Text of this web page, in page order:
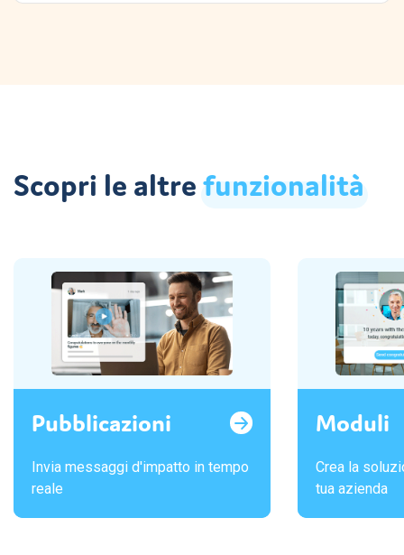
Scopri le altrefunzionalità
Pubblicazioni
Invia messaggi d'impatto in tempo
reale
Moduli
Crea la
tua azienda